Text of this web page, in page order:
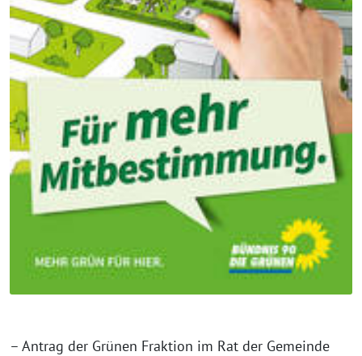
– Antrag der Grünen Fraktion im Rat der Gemeinde